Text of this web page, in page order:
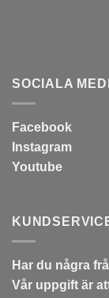
SOCIALA
Facebook
Instagram
Youtube
Har du några
Vår uppgift är